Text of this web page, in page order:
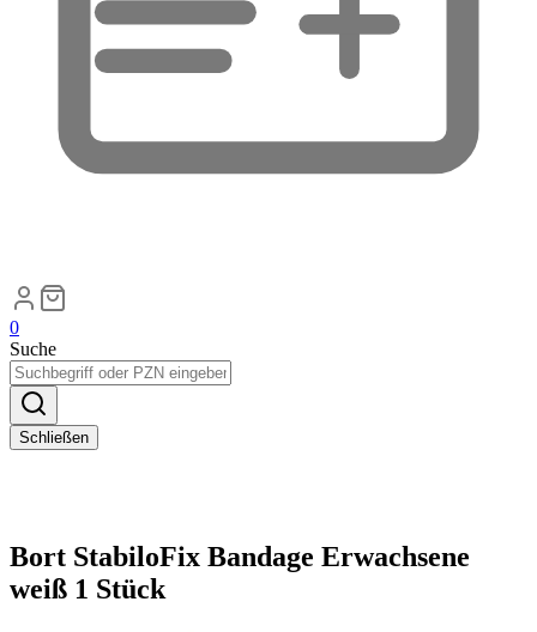
0
Suche
Schließen
Bort StabiloFix Bandage Erwachsene
weiß 1 Stück